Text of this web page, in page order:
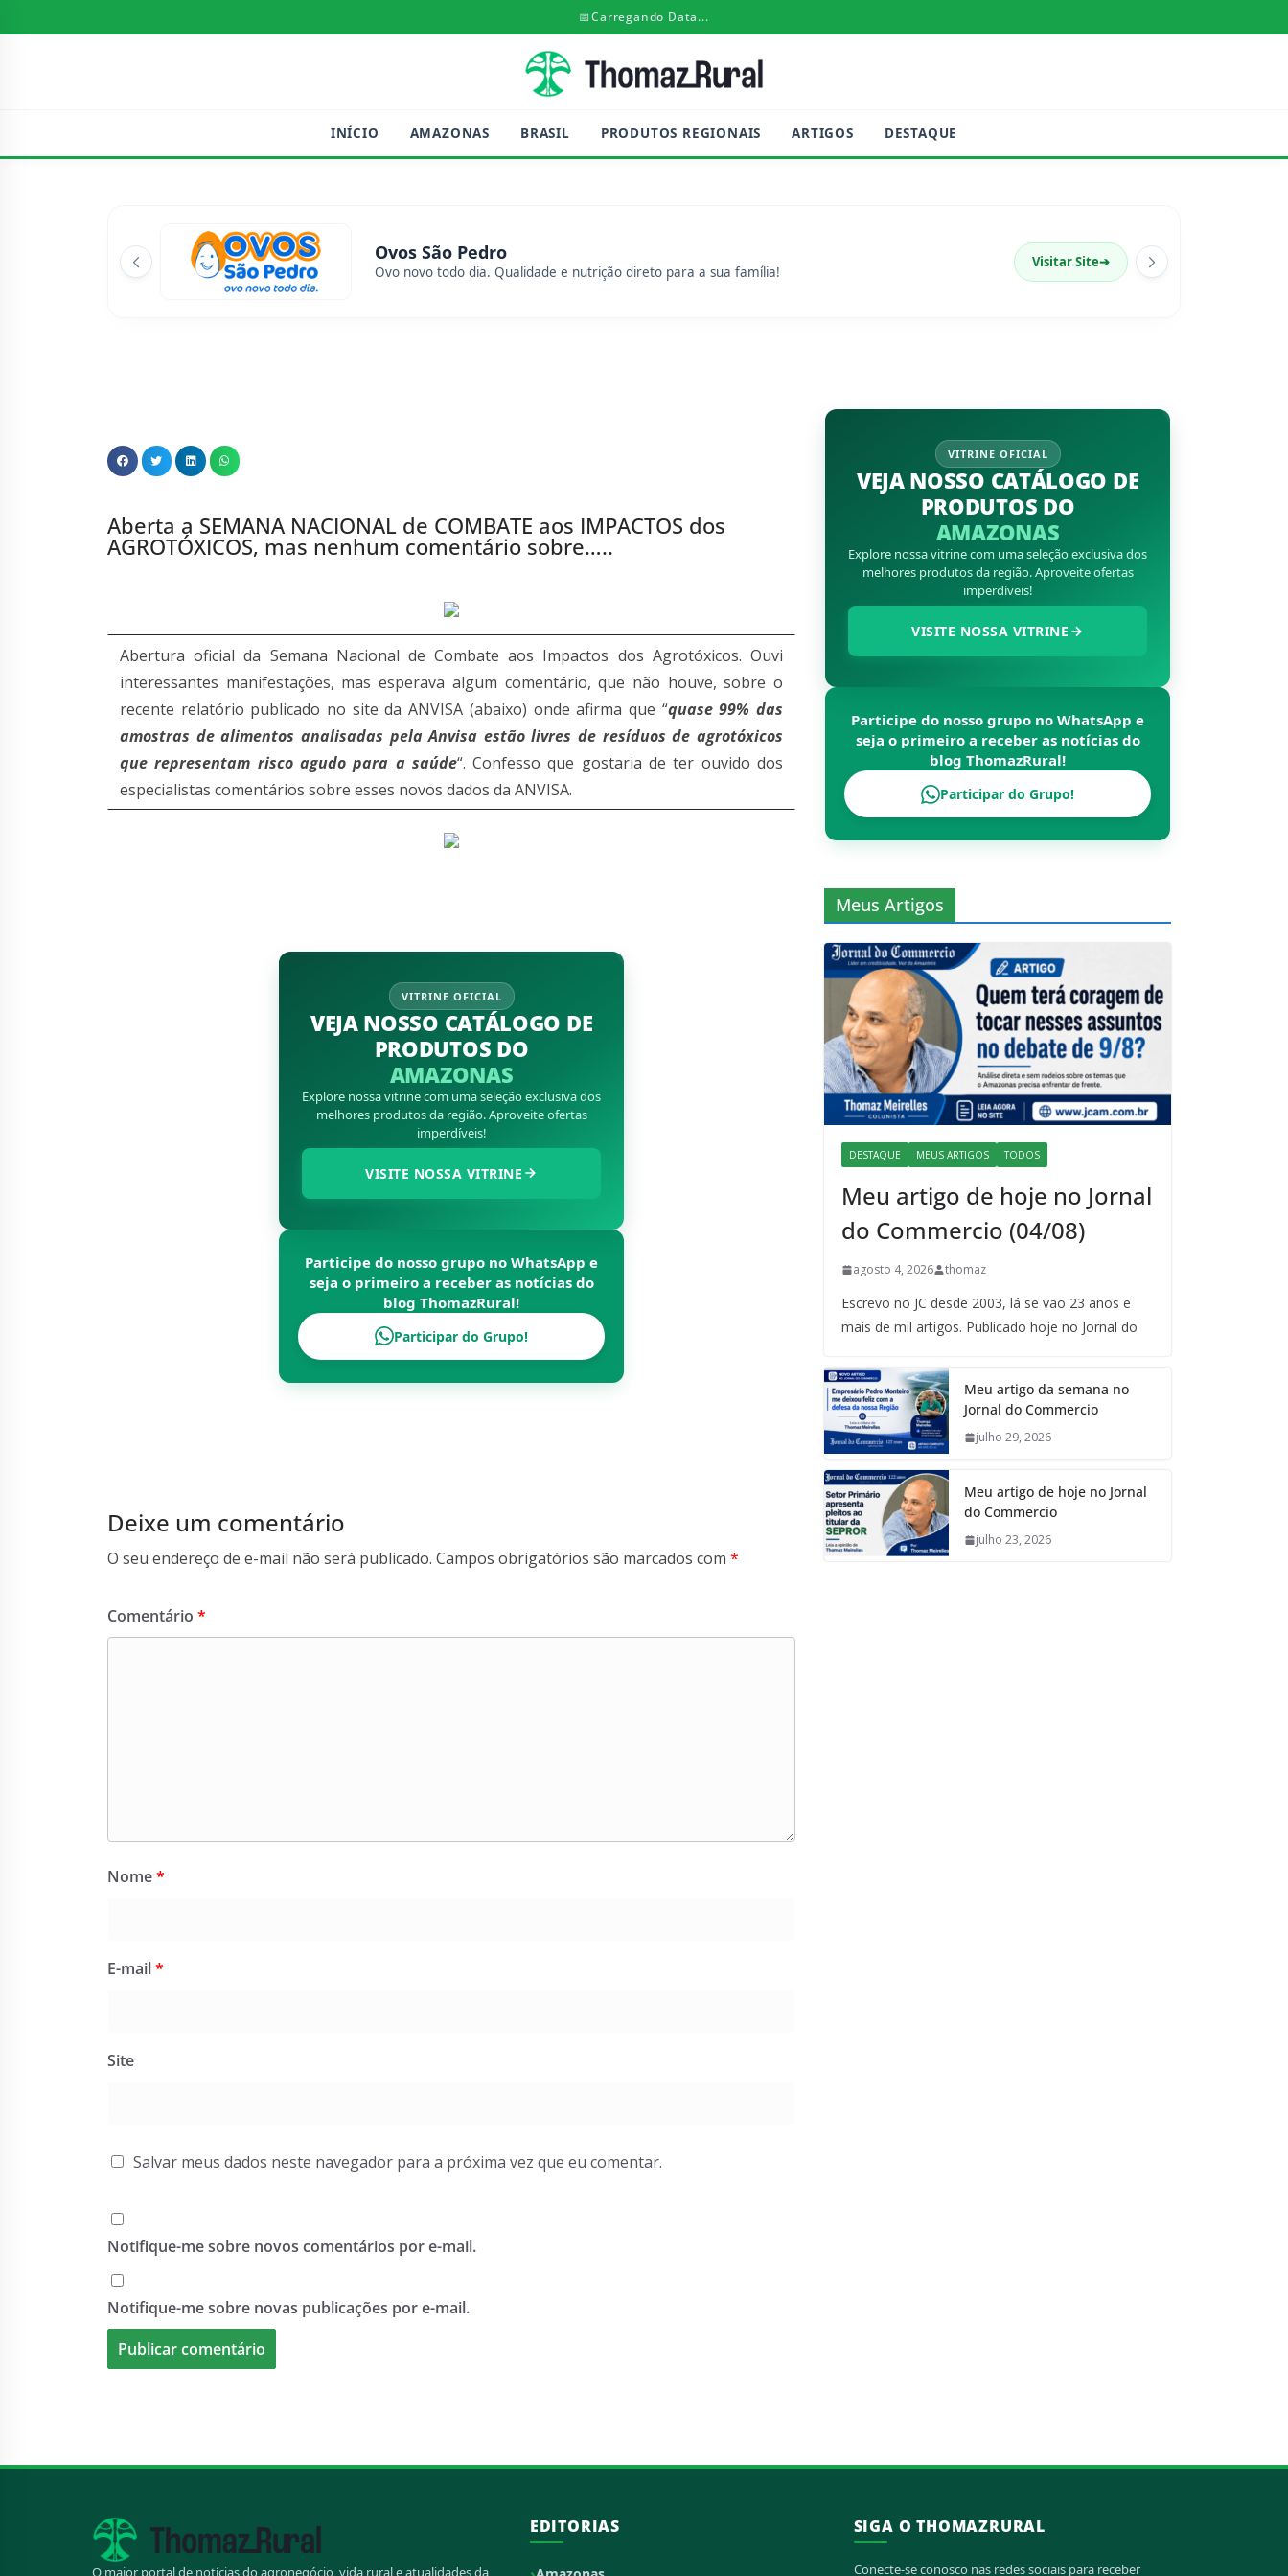
📅Carregando Data...
INÍCIO AMAZONAS BRASIL PRODUTOS REGIONAIS ARTIGOS DESTAQUE
Ovos São Pedro
Ovo novo todo dia. Qualidade e nutrição direto para a sua família!
Visitar Site➔
Aberta a SEMANA NACIONAL de COMBATE aos IMPACTOS dos
AGROTÓXICOS, mas nenhum comentário sobre…..
Abertura oficial da Semana Nacional de Combate aos Impactos dos Agrotóxicos. Ouvi
interessantes manifestações, mas esperava algum comentário, que não houve, sobre o
recente relatório publicado no site da ANVISA (abaixo) onde afirma que “quase 99% das
amostras de alimentos analisadas pela Anvisa estão livres de resíduos de agrotóxicos
que representam risco agudo para a saúde“. Confesso que gostaria de ter ouvido dos
especialistas comentários sobre esses novos dados da ANVISA.
VITRINE OFICIAL
VEJA NOSSO CATÁLOGO DE
PRODUTOS DO
AMAZONAS
Explore nossa vitrine com uma seleção exclusiva dos
melhores produtos da região. Aproveite ofertas
imperdíveis!
VISITE NOSSA VITRINE
Participe do nosso grupo no WhatsApp e
seja o primeiro a receber as notícias do
blogThomazRural!
Participar do Grupo!
Deixe um comentário
O seu endereço de e-mail não será publicado. Campos obrigatórios são marcados com *
Comentário *
Nome*
E-mail*
Site
Salvar meus dados neste navegador para a próxima vez que eu comentar.
Notifique-me sobre novos comentários por e-mail.
Notifique-me sobre novas publicações por e-mail.
VITRINE OFICIAL
VEJA NOSSO CATÁLOGO DE
PRODUTOS DO
AMAZONAS
Explore nossa vitrine com uma seleção exclusiva dos
melhores produtos da região. Aproveite ofertas
imperdíveis!
VISITE NOSSA VITRINE
Participe do nosso grupo no WhatsApp e
seja o primeiro a receber as notícias do
blogThomazRural!
Participar do Grupo!
Meus Artigos
DESTAQUE MEUS ARTIGOS TODOS
Meu artigo de hoje no Jornal
do Commercio (04/08)
agosto 4, 2026 thomaz
Escrevo no JC desde 2003, lá se vão 23 anos e
mais de mil artigos. Publicado hoje no Jornal do
Meu artigo da semana no
Jornal do Commercio
julho 29, 2026
Meu artigo de hoje no Jornal
do Commercio
julho 23, 2026
O maior portal de notícias do agronegócio, vida rural e atualidades da
EDITORIAS SIGA O THOMAZRURAL
Conecte-se conosco nas redes sociais para receber